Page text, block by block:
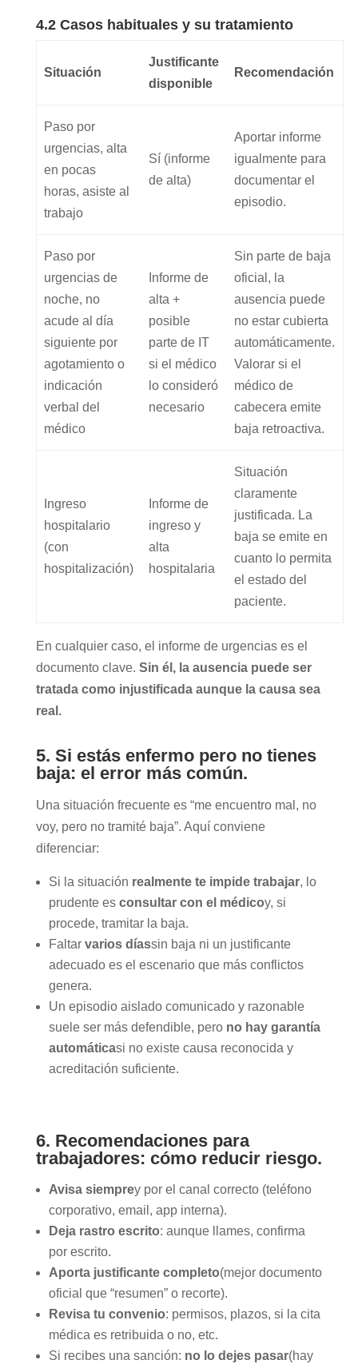
4.2 Casos habituales y su tratamiento
Situación
Justificante
disponible
Recomendación
Paso por
urgencias, alta
en pocas
horas, asiste al
trabajo
Sí (informe
de alta)
Aportar informe
igualmente para
documentar el
episodio.
Paso por
urgencias de
noche, no
acude al día
siguiente por
agotamiento o
indicación
verbal del
médico
Informe de
alta +
posible
parte de IT
si el médico
lo consideró
necesario
Sin parte de baja
oficial, la
ausencia puede
no estar cubierta
automáticamente.
Valorar si el
médico de
cabecera emite
baja retroactiva.
Ingreso
hospitalario
(con
hospitalización)
Informe de
ingreso y
alta
hospitalaria
Situación
claramente
justificada. La
baja se emite en
cuanto lo permita
el estado del
paciente.
En cualquier caso, el informe de urgencias es el
documento clave. Sin él, la ausencia puede ser
tratada como injustificada aunque la causa sea
real.
5. Si estás enfermo pero no tienes
baja: el error más común.
Una situación frecuente es “me encuentro mal, no
voy, pero no tramité baja”. Aquí conviene
diferenciar:
Si la situación realmente te impide trabajar, lo
prudente es consultar con el médicoy, si
procede, tramitar la baja.
Faltar varios díassin baja ni un justificante
adecuado es el escenario que más conflictos
genera.
Un episodio aislado comunicado y razonable
suele ser más defendible, pero no hay garantía
automáticasi no existe causa reconocida y
acreditación suficiente.
6. Recomendaciones para
trabajadores: cómo reducir riesgo.
Avisa siemprey por el canal correcto (teléfono
corporativo, email, app interna).
Deja rastro escrito: aunque llames, confirma
por escrito.
Aporta justificante completo(mejor documento
oficial que “resumen” o recorte).
Revisa tu convenio: permisos, plazos, si la cita
médica es retribuida o no, etc.
Si recibes una sanción: no lo dejes pasar(hay